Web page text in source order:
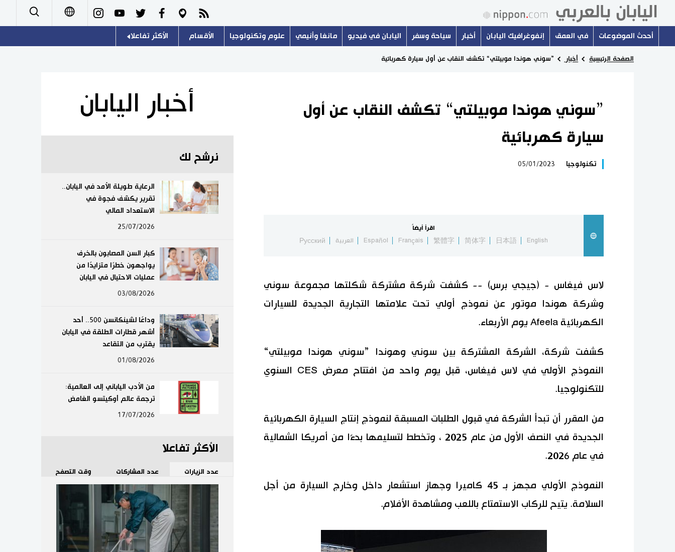
Русский
أحدث الموضوعات في العمق إنفوغرافيك اليابان أخبار سياحة وسفر اليابان في فيديو مانغا وأنيمي علوم وتكنولوجيا الأقسام
تجارب وآراء
سياسة
اقتصاد
مجتمع
ثقافة
طوكيو
الأكثر تفاعلا
هو وهي
المطبخ الياباني
الصفحة الرئيسية أخبار ”سوني هوندا موبيلتي“ تكشف النقاب عن أول سيارة كهربائية
”سوني هوندا موبيلتي“ تكشف النقاب عن أول
سيارة كهربائية
تكنولوجيا 05/01/2023
اقرأ أيضاً
English
日本語
简体字
繁體字
Français
Español العربية Русский
لاس فيغاس - (جيجي برس) -- كشفت شركة مشتركة شكلتها مجموعة سوني
وشركة هوندا موتور عن نموذج أولي تحت علامتها التجارية الجديدة للسيارات
الكهربائية Afeela يوم الأربعاء.
كشفت شركة، الشركة المشتركة بين سوني وهوندا ”سوني هوندا موبيلتي“
النموذج الأولي في لاس فيغاس، قبل يوم واحد من افتتاح معرض CES السنوي
للتكنولوجيا.
من المقرر أن تبدأ الشركة في قبول الطلبات المسبقة لنموذج إنتاج السيارة الكهربائية
الجديدة في النصف الأول من عام 2025 ، وتخطط لتسليمها بدءًا من أمريكا الشمالية
في عام 2026.
النموذج الأولي مجهز بـ 45 كاميرا وجهاز استشعار داخل وخارج السيارة من أجل
السلامة. يتيح للركاب الاستمتاع باللعب ومشاهدة الأفلام.
أخبار اليابان
نرشح لك
الرعاية طويلة الأمد في اليابان..
تقرير يكشف فجوة في
الاستعداد المالي
25/07/2026
كبار السن المصابون بالخرف
يواجهون خطرًا متزايدًا من
عمليات الاحتيال في اليابان
03/08/2026
وداعًا لشينكانسن 500.. أحد
أشهر قطارات الطلقة في اليابان
يقترب من التقاعد
01/08/2026
من الأدب الياباني إلى العالمية:
ترجمة عالم أوكيتسو الغامض
17/07/2026
الأكثر تفاعلا
عدد الزيارات عدد المشاركات وقت التصفح